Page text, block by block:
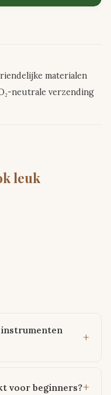
materialen
neutrale verzending
leuk
voor beginners?